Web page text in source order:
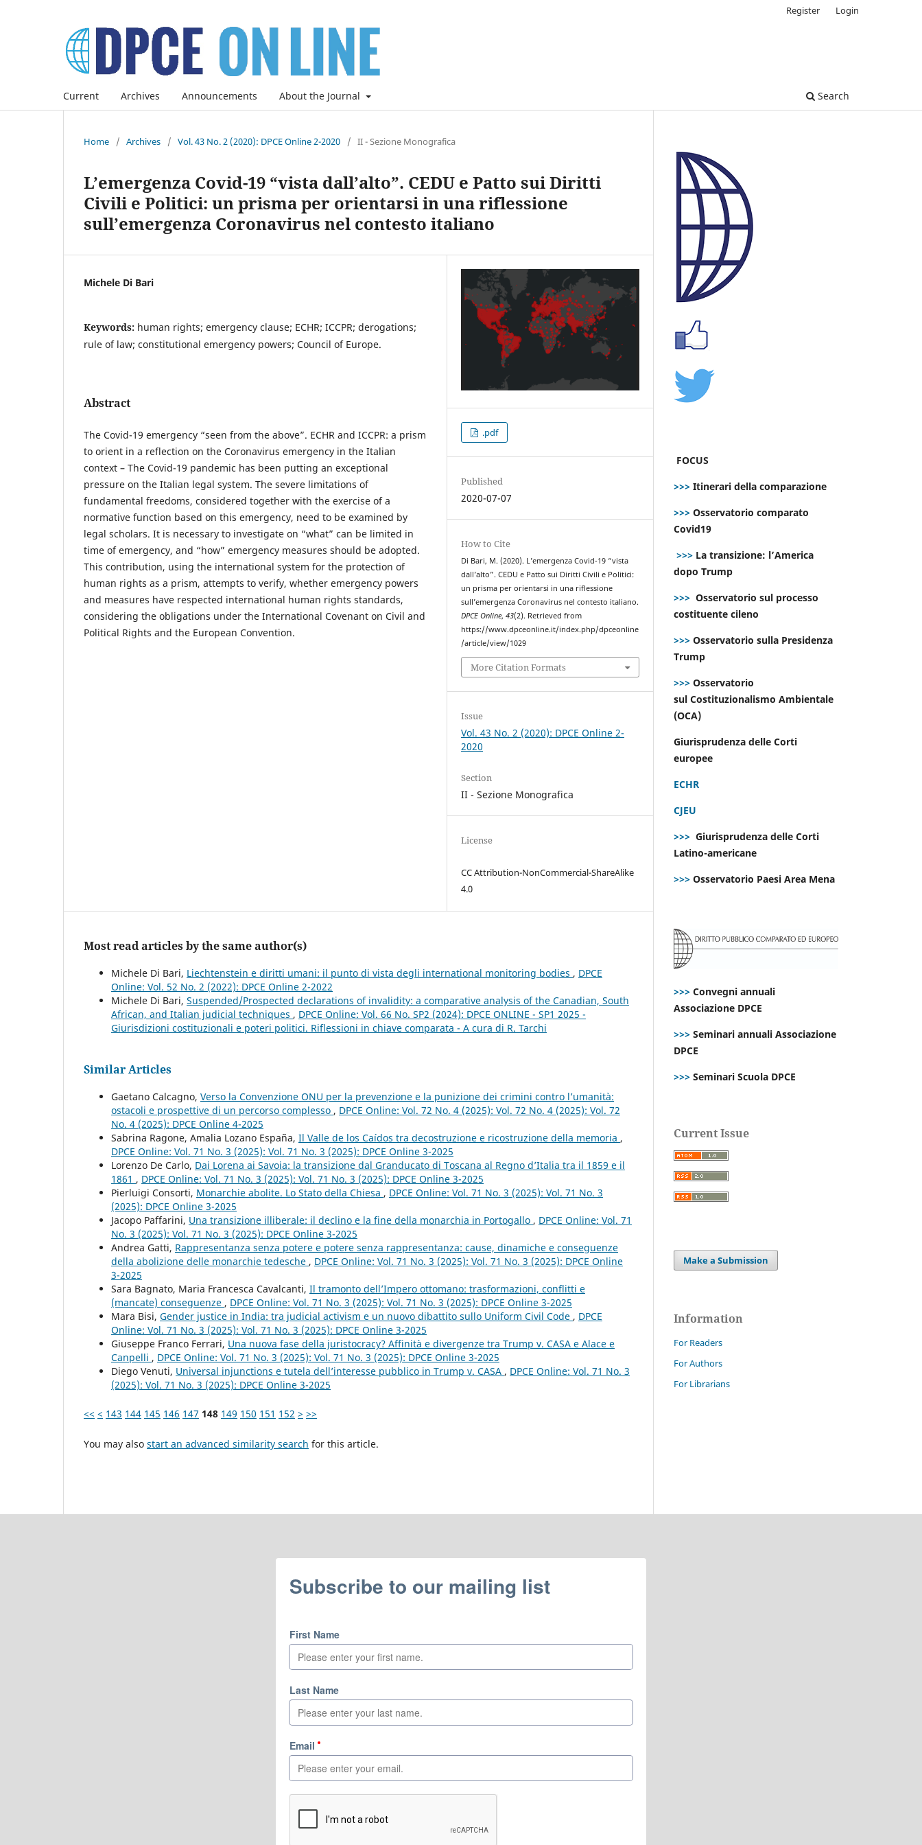
Current Archives Announcements About the Journal Search
Register Login
Home / Archives / Vol. 43 No. 2 (2020): DPCE Online 2-2020 / II - Sezione Monografica
L’emergenza Covid-19 “vista dall’alto”. CEDU e Patto sui Diritti
Civili e Politici: un prisma per orientarsi in una riflessione
sull’emergenza Coronavirus nel contesto italiano
Michele Di Bari
Keywords: human rights; emergency clause; ECHR; ICCPR; derogations;
rule of law; constitutional emergency powers; Council of Europe.
Abstract
The Covid-19 emergency “seen from the above”. ECHR and ICCPR: a prism
to orient in a reflection on the Coronavirus emergency in the Italian
context – The Covid-19 pandemic has been putting an exceptional
pressure on the Italian legal system. The severe limitations of
fundamental freedoms, considered together with the exercise of a
normative function based on this emergency, need to be examined by
legal scholars. It is necessary to investigate on “what” can be limited in
time of emergency, and “how” emergency measures should be adopted.
This contribution, using the international system for the protection of
human rights as a prism, attempts to verify, whether emergency powers
and measures have respected international human rights standards,
considering the obligations under the International Covenant on Civil and
Political Rights and the European Convention.
.pdf
Published
2020-07-07
How to Cite
Di Bari, M. (2020). L’emergenza Covid-19 “vista
dall’alto”. CEDU e Patto sui Diritti Civili e Politici:
un prisma per orientarsi in una riflessione
sull’emergenza Coronavirus nel contesto italiano.
DPCE Online,43(2). Retrieved from
https://www.dpceonline.it/index.php/dpceonline
/article/view/1029
More Citation Formats
Issue
Vol. 43 No. 2 (2020): DPCE Online 2-
2020
Section
II - Sezione Monografica
License
CC Attribution-NonCommercial-ShareAlike
4.0
Most read articles by the same author(s)
Michele Di Bari, Liechtenstein e diritti umani: il punto di vista degli international monitoring bodies , DPCE
Online: Vol. 52 No. 2 (2022): DPCE Online 2-2022
Michele Di Bari, Suspended/Prospected declarations of invalidity: a comparative analysis of the Canadian, South
African, and Italian judicial techniques , DPCE Online: Vol. 66 No. SP2 (2024): DPCE ONLINE - SP1 2025 -
Giurisdizioni costituzionali e poteri politici. Riflessioni in chiave comparata - A cura di R. Tarchi
Similar Articles
Gaetano Calcagno, Verso la Convenzione ONU per la prevenzione e la punizione dei crimini contro l’umanità:
ostacoli e prospettive di un percorso complesso , DPCE Online: Vol. 72 No. 4 (2025): Vol. 72 No. 4 (2025): Vol. 72
No. 4 (2025): DPCE Online 4-2025
Sabrina Ragone, Amalia Lozano España, Il Valle de los Caídos tra decostruzione e ricostruzione della memoria ,
DPCE Online: Vol. 71 No. 3 (2025): Vol. 71 No. 3 (2025): DPCE Online 3-2025
Lorenzo De Carlo, Dai Lorena ai Savoia: la transizione dal Granducato di Toscana al Regno d’Italia tra il 1859 e il
1861 , DPCE Online: Vol. 71 No. 3 (2025): Vol. 71 No. 3 (2025): DPCE Online 3-2025
Pierluigi Consorti, Monarchie abolite. Lo Stato della Chiesa , DPCE Online: Vol. 71 No. 3 (2025): Vol. 71 No. 3
(2025): DPCE Online 3-2025
Jacopo Paffarini, Una transizione illiberale: il declino e la fine della monarchia in Portogallo , DPCE Online: Vol. 71
No. 3 (2025): Vol. 71 No. 3 (2025): DPCE Online 3-2025
Andrea Gatti, Rappresentanza senza potere e potere senza rappresentanza: cause, dinamiche e conseguenze
della abolizione delle monarchie tedesche , DPCE Online: Vol. 71 No. 3 (2025): Vol. 71 No. 3 (2025): DPCE Online
3-2025
Sara Bagnato, Maria Francesca Cavalcanti, Il tramonto dell’Impero ottomano: trasformazioni, conflitti e
(mancate) conseguenze , DPCE Online: Vol. 71 No. 3 (2025): Vol. 71 No. 3 (2025): DPCE Online 3-2025
Mara Bisi, Gender justice in India: tra judicial activism e un nuovo dibattito sullo Uniform Civil Code , DPCE
Online: Vol. 71 No. 3 (2025): Vol. 71 No. 3 (2025): DPCE Online 3-2025
Giuseppe Franco Ferrari, Una nuova fase della juristocracy? Affinità e divergenze tra Trump v. CASA e Alace e
Canpelli , DPCE Online: Vol. 71 No. 3 (2025): Vol. 71 No. 3 (2025): DPCE Online 3-2025
Diego Venuti, Universal injunctions e tutela dell’interesse pubblico in Trump v. CASA , DPCE Online: Vol. 71 No. 3
(2025): Vol. 71 No. 3 (2025): DPCE Online 3-2025
<< < 143 144 145 146 147 148 149 150 151 152 > >>
You may also start an advanced similarity search for this article.
FOCUS
>>> Itinerari della comparazione
>>> Osservatorio comparato
Covid19
>>> La transizione: l’America
dopo Trump
>>> Osservatorio sul processo
costituente cileno
>>> Osservatorio sulla Presidenza
Trump
>>> Osservatorio
sul Costituzionalismo Ambientale
(OCA)
Giurisprudenza delle Corti
europee
ECHR
CJEU
>>> Giurisprudenza delle Corti
Latino-americane
>>> Osservatorio Paesi Area Mena
>>> Convegni annuali
Associazione DPCE
>>> Seminari annuali Associazione
DPCE
>>> Seminari Scuola DPCE
Current Issue
Make a Submission
Information
For Readers
For Authors
For Librarians